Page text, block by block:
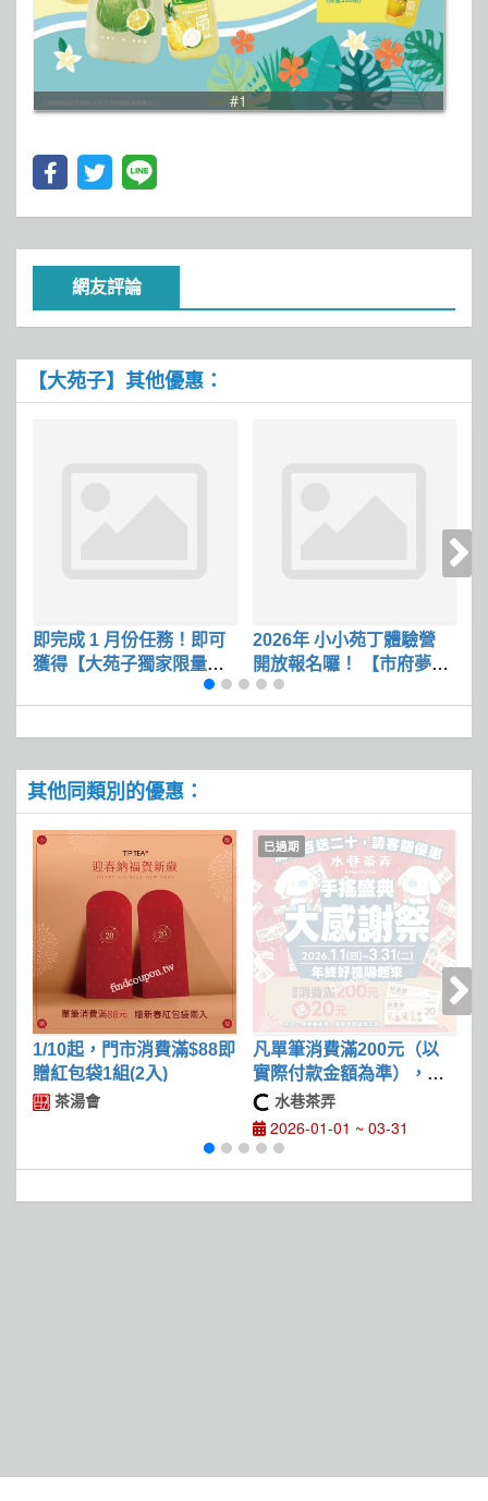
#1
網友評論
【大苑子】其他優惠：
即完成 1 月份任務！即可
獲得【大苑子獨家限量週
2026年 小小苑丁體驗營
開放報名囉！ 【市府夢想
店限定登場】
其他同類別的優惠：
1/10起，門市消費滿$88即
贈紅包袋1組(2入)
茶湯會
已過期
凡單筆消費滿200元（以
實際付款金額為準），即
贈20元實體折價券
水巷茶弄
2026-01-01 ~ 03-31